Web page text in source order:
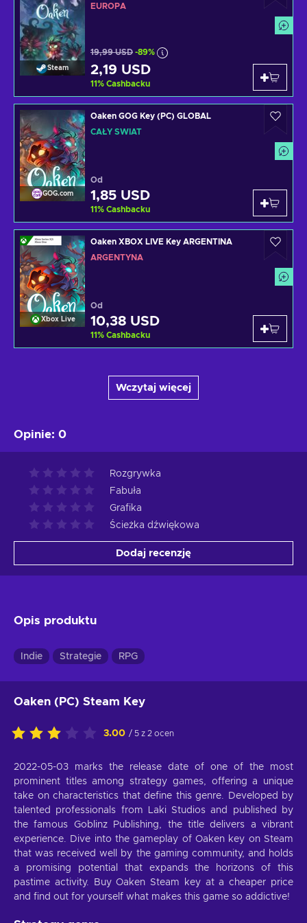
Steam
EUROPA
19,99 USD -89%
2,19 USD
11% Cashbacku
GOG.com
Oaken GOG Key (PC) GLOBAL
CAŁY ŚWIAT
Od
1,85 USD
11% Cashbacku
Xbox Live
Oaken XBOX LIVE Key ARGENTINA
ARGENTYNA
Od
10,38 USD
11% Cashbacku
Wczytaj więcej
Opinie: 0
Rozgrywka
Fabuła
Grafika
Ścieżka dźwiękowa
Dodaj recenzję
Opis produktu
Indie Strategie RPG
Oaken (PC) Steam Key
3.00 / 5 z 2 ocen
2022-05-03 marks the release date of one of the most
prominent titles among strategy games, offering a unique
take on characteristics that define this genre. Developed by
talented professionals from Laki Studios and published by
the famous Goblinz Publishing, the title delivers a vibrant
experience. Dive into the gameplay of Oaken key on Steam
that was received well by the gaming community, and holds
a promising potential that expands the horizons of this
pastime activity. Buy Oaken Steam key at a cheaper price
and find out for yourself what makes this game so addictive!